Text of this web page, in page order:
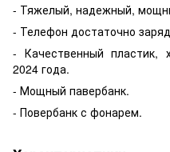
- Тяжелый, надежный,
- Телефон достаточно
- Качественный пластик,
2024 года.
- Мощный павербанк.
- Повербанк с фонарем.